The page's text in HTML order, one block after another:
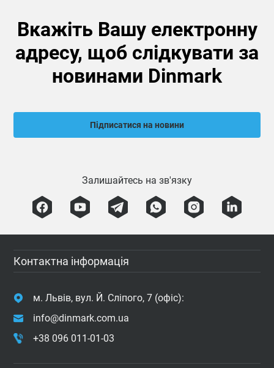
Вкажіть Вашу електронну
адресу, щоб слідкувати за
новинами Dinmark
Підписатися на новини
Залишайтесь на зв'язку
Контактна інформація
м. Львів, вул. Й. Сліпого, 7 (офіс):
info@dinmark.com.ua
+38 096 011-01-03